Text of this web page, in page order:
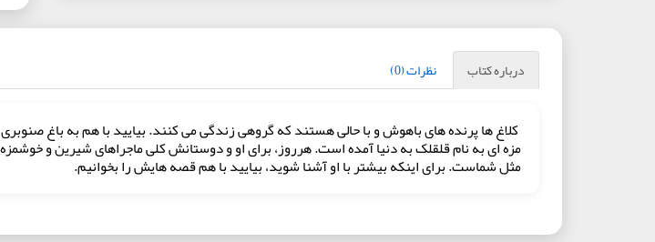
درباره کتاب نظرات (0)
کلاغ ها پرنده های باهوش و با حالی هستند که گروهی زندگی می کنند. بیایید با هم به باغ
مزه ای به نام قلقلک به دنیا آمده است. هرروز، برای او و دوستانش کلی ماجراهای شیرین و
مثل شماست. برای اینکه بیشتر با او آشنا شوید، بیایید با هم قصه هایش را بخوانیم.